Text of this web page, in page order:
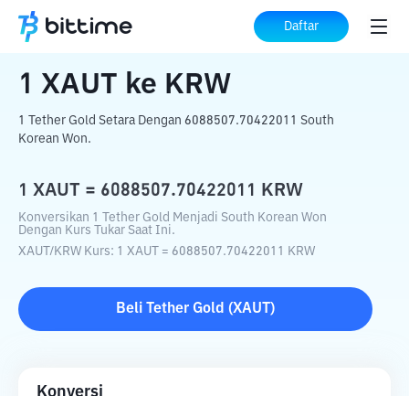
Daftar
Beranda Konverter Kripto KRW
1 XAUT ke KRW
1 Tether Gold Setara Dengan 6088507.70422011 South
Korean Won.
1 XAUT = 6088507.70422011 KRW
Konversikan 1 Tether Gold Menjadi South Korean Won
Dengan Kurs Tukar Saat Ini.
XAUT /KRW Kurs: 1 XAUT = 6088507.70422011 KRW
Beli Tether Gold (XAUT )
Konversi